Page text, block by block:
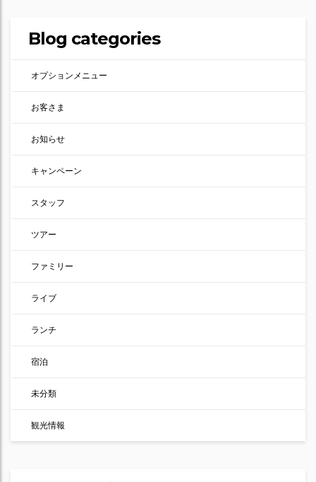
Blog categories
オプションメニュー
お客さま
お知らせ
キャンペーン
スタッフ
ツアー
ファミリー
ライブ
ランチ
宿泊
未分類
観光情報